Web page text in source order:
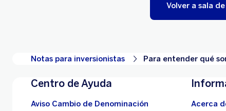
Volver a sala
Notas para inversionistas Para entender qué
Centro de Ayuda
Aviso Cambio de Denominación Acerca